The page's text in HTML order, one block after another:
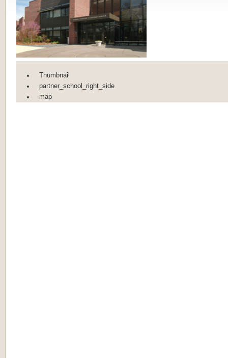
Thumbnail
partner_school_right_side
map